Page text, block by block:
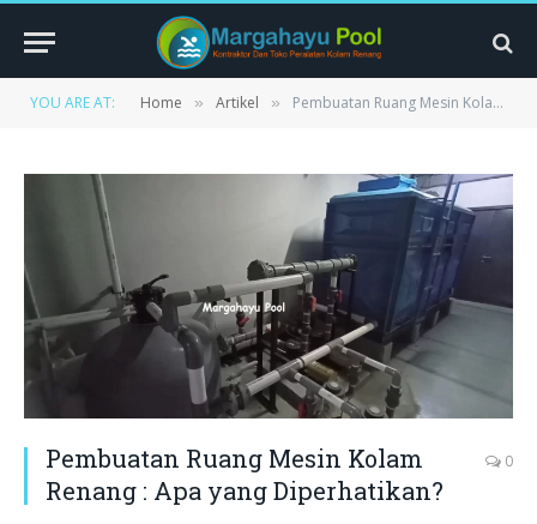
YOU ARE AT: Home » Artikel » Pembuatan Ruang Mesin Kolam Renang : Apa yang Diperhatikan?
Pembuatan Ruang Mesin Kolam
Renang : Apa yang Diperhatikan?
0